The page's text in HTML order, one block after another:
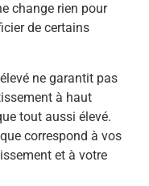
change rien pour
de certains
ne garantit pas
à haut
tout aussi élevé.
correspond à vos
et à votre